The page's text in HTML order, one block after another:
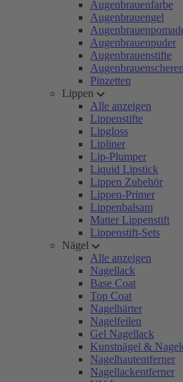
Augenbrauenfarbe
Augenbrauengel
Augenbrauenpuder
Augenbrauenstifte
Augenbrauenscheren
Pinzetten
Lippen
Alle anzeigen
Lippenstifte
Lipgloss
Lipliner
Lip-Plumper
Liquid Lipstick
Lippen Zubehör
Lippen-Primer
Lippenbalsam
Matter Lippenstift
Lippenstift-Sets
Nägel
Alle anzeigen
Nagellack
Base Coat
Top Coat
Nagelhärter
Nagelfeilen
Gel Nagellack
Kunstnägel &
Nagelhautentferner
Nagellackentferner